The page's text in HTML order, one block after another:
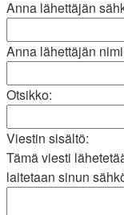
Anna lähettäjän
Anna lähettäjän
Otsikko:
Viestin sisältö:
Tämä viesti
laitetaan sinun